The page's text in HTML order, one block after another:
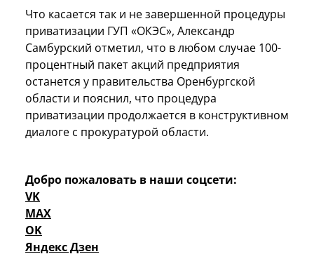
Что касается так и не завершенной процедуры
приватизации ГУП «ОКЭС», Александр
Самбурский отметил, что в любом случае 100-
процентный пакет акций предприятия
останется у правительства Оренбургской
области и пояснил, что процедура
приватизации продолжается в конструктивном
диалоге с прокуратурой области.
Добро пожаловать в наши соцсети:
VK
MAX
OK
Яндекс Дзен